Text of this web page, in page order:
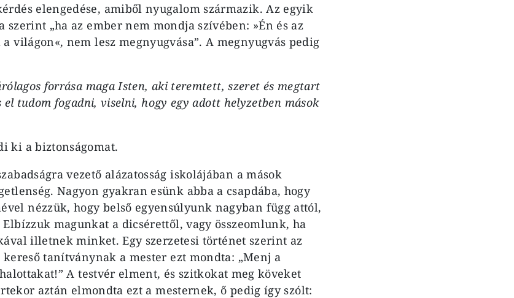
elengedése, amiből nyugalom származik. Az egyik
szerint „ha az ember nem mondja szívében: »Én és az
világon«, nem lesz megnyugvása”. A megnyugvás pedig
forrása maga Isten, aki teremtett, szeret és megtart
el tudom fogadni, viselni, hogy egy adott helyzetben mások
ki a bizton­ságomat.
vezető alázatosság iskolájában a mások
Nagyon gyakran esünk abba a csapdába, hogy
nézzük, hogy belső egyen­súlyunk nagyban függ attól,
magunkat a dicsérettől, vagy összeomlunk, ha
illetnek minket. Egy szerzetesi történet sze­rint az
kereső tanítványnak a mester ezt mondta: „Menj a
A testvér elment, és szitkokat meg köveket
aztán elmondta ezt a mes­ternek, ő pedig így szólt: